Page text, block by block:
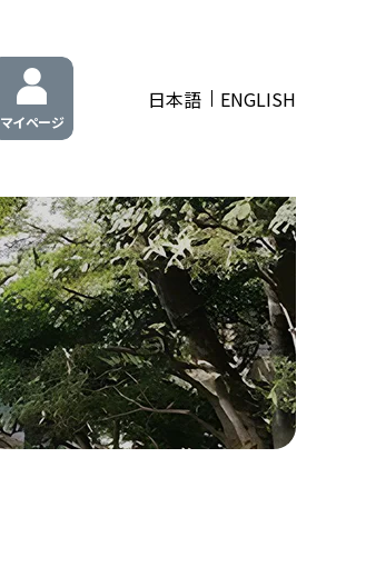
マイページ
日本語 ENGLISH